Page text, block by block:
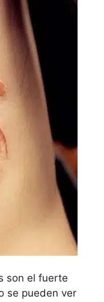
son el fuerte
se pueden ver